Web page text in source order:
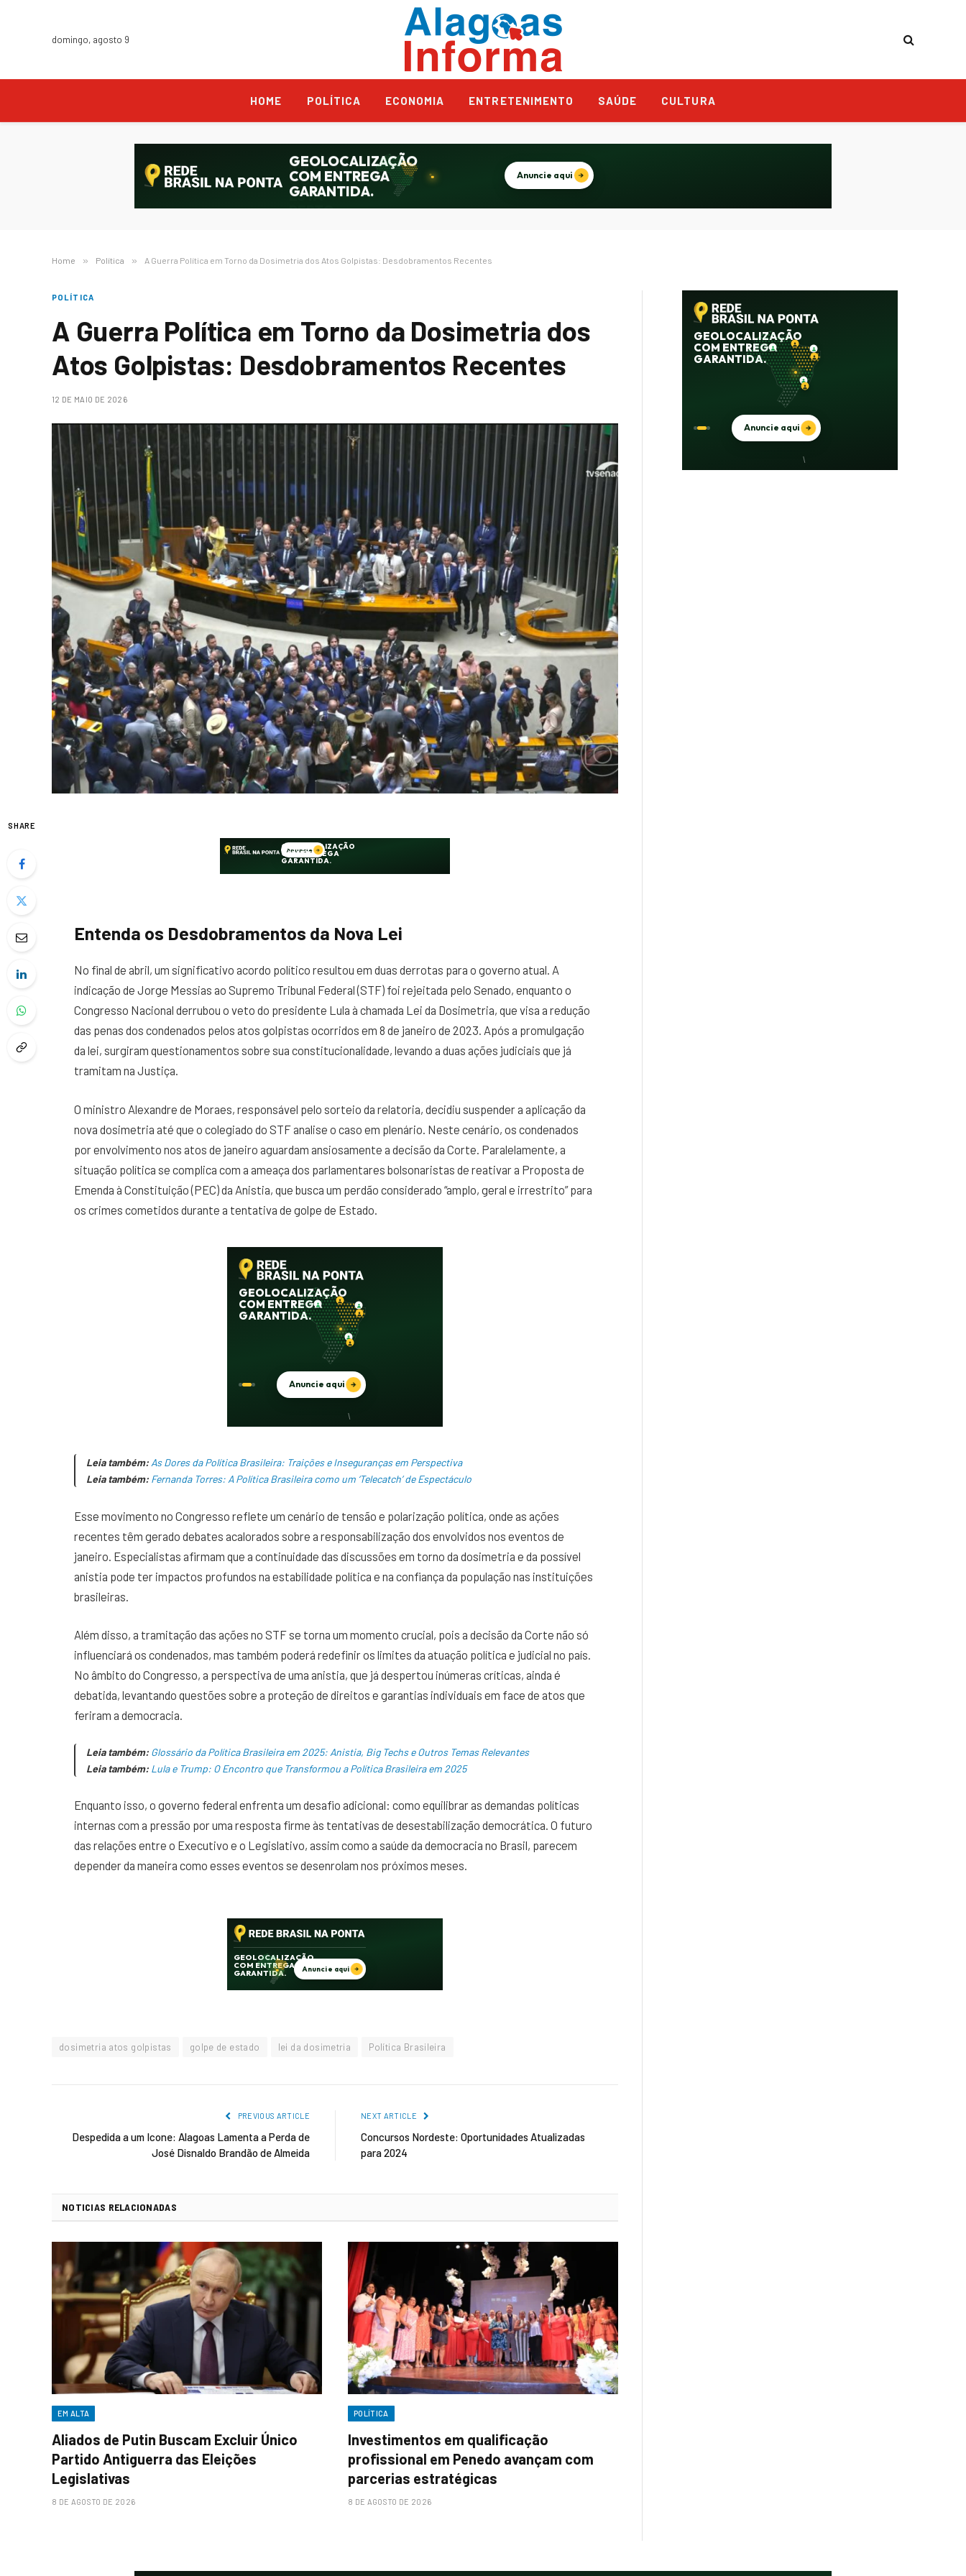
domingo, agosto 9
HOME POLÍTICA ECONOMIA ENTRETENIMENTO SAÚDE CULTURA
Home » Política » A Guerra Política em Torno da Dosimetria dos Atos Golpistas: Desdobramentos Recentes
POLÍTICA
A Guerra Política em Torno da Dosimetria dos
Atos Golpistas: Desdobramentos Recentes
12 DE MAIO DE 2026
SHARE
Entenda os Desdobramentos da Nova Lei
No final de abril, um significativo acordo político resultou em duas derrotas para o governo atual. A
indicação de Jorge Messias ao Supremo Tribunal Federal (STF) foi rejeitada pelo Senado, enquanto o
Congresso Nacional derrubou o veto do presidente Lula à chamada Lei da Dosimetria, que visa a redução
das penas dos condenados pelos atos golpistas ocorridos em 8 de janeiro de 2023. Após a promulgação
da lei, surgiram questionamentos sobre sua constitucionalidade, levando a duas ações judiciais que já
tramitam na Justiça.
O ministro Alexandre de Moraes, responsável pelo sorteio da relatoria, decidiu suspender a aplicação da
nova dosimetria até que o colegiado do STF analise o caso em plenário. Neste cenário, os condenados
por envolvimento nos atos de janeiro aguardam ansiosamente a decisão da Corte. Paralelamente, a
situação política se complica com a ameaça dos parlamentares bolsonaristas de reativar a Proposta de
Emenda à Constituição (PEC) da Anistia, que busca um perdão considerado “amplo, geral e irrestrito” para
os crimes cometidos durante a tentativa de golpe de Estado.
Leia também: As Dores da Política Brasileira: Traições e Inseguranças em Perspectiva
Leia também: Fernanda Torres: A Política Brasileira como um ‘Telecatch’ de Espectáculo
Esse movimento no Congresso reflete um cenário de tensão e polarização política, onde as ações
recentes têm gerado debates acalorados sobre a responsabilização dos envolvidos nos eventos de
janeiro. Especialistas afirmam que a continuidade das discussões em torno da dosimetria e da possível
anistia pode ter impactos profundos na estabilidade política e na confiança da população nas instituições
brasileiras.
Além disso, a tramitação das ações no STF se torna um momento crucial, pois a decisão da Corte não só
influenciará os condenados, mas também poderá redefinir os limites da atuação política e judicial no país.
No âmbito do Congresso, a perspectiva de uma anistia, que já despertou inúmeras críticas, ainda é
debatida, levantando questões sobre a proteção de direitos e garantias individuais em face de atos que
feriram a democracia.
Leia também: Glossário da Política Brasileira em 2025: Anistia, Big Techs e Outros Temas Relevantes
Leia também: Lula e Trump: O Encontro que Transformou a Política Brasileira em 2025
Enquanto isso, o governo federal enfrenta um desafio adicional: como equilibrar as demandas políticas
internas com a pressão por uma resposta firme às tentativas de desestabilização democrática. O futuro
das relações entre o Executivo e o Legislativo, assim como a saúde da democracia no Brasil, parecem
depender da maneira como esses eventos se desenrolam nos próximos meses.
dosimetria atos golpistas golpe de estado lei da dosimetria Política Brasileira
PREVIOUS ARTICLE
Despedida a um Icone: Alagoas Lamenta a Perda de
José Disnaldo Brandão de Almeida
NEXT ARTICLE
Concursos Nordeste: Oportunidades Atualizadas
para 2024
NOTICIAS RELACIONADAS
EM ALTA
Aliados de Putin Buscam Excluir Único
Partido Antiguerra das Eleições
Legislativas
8 DE AGOSTO DE 2026
POLÍTICA
Investimentos em qualificação
profissional em Penedo avançam com
parcerias estratégicas
8 DE AGOSTO DE 2026